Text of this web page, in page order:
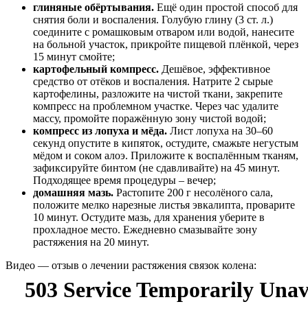
глиняные обёртывания. Ещё один простой способ для
снятия боли и воспаления. Голубую глину (3 ст. л.)
соедините с ромашковым отваром или водой, нанесите
на больной участок, прикройте пищевой плёнкой, через
15 минут смойте;
картофельный компресс. Дешёвое, эффективное
средство от отёков и воспаления. Натрите 2 сырые
картофелины, разложите на чистой ткани, закрепите
компресс на проблемном участке. Через час удалите
массу, промойте поражённую зону чистой водой;
компресс из лопуха и мёда. Лист лопуха на 30–60
секунд опустите в кипяток, остудите, смажьте негустым
мёдом и соком алоэ. Приложите к воспалённым тканям,
зафиксируйте бинтом (не сдавливайте) на 45 минут.
Подходящее время процедуры – вечер;
домашняя мазь. Растопите 200 г несолёного сала,
положите мелко нарезные листья эвкалипта, проварите
10 минут. Остудите мазь, для хранения уберите в
прохладное место. Ежедневно смазывайте зону
растяжения на 20 минут.
Видео — отзыв о лечении растяжения связок колена: